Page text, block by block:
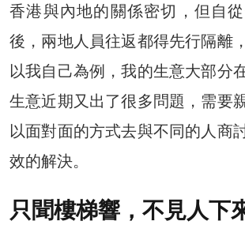
香港與內地的關係密切，但自
後，兩地人員往返都得先行隔離
以我自己為例，我的生意大部分
生意近期又出了很多問題，需要
以面對面的方式去與不同的人商
效的解決。
只聞樓梯響，不見人下